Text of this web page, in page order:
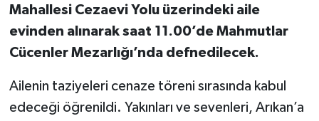
Mahallesi Cezaevi Yolu üzerindeki aile
evinden alınarak saat 11.00’de Mahmutlar
Cücenler Mezarlığı’nda defnedilecek.
Ailenin taziyeleri cenaze töreni sırasında kabul
edeceği öğrenildi. Yakınları ve sevenleri, Arıkan’a